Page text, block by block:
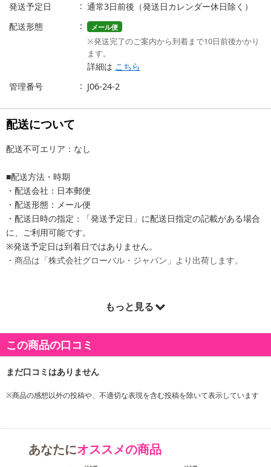
発送予定日
通常3日前後（発送日カレンダー休日除く）
配送形態
メール便
※発送完了のご案内から到着まで10日前後かかり
ます。
詳細は こちら
管理番号
J06-24-2
配送について
配送不可エリア：なし
■配送方法・時期
・配送会社：日本郵便
・配送形態：メール便
・配送日時の指定：「発送予定日」に配送日指定の記載がある場合
に、ご利用可能です。
※発送予定日は到着日ではありません。
・商品は「株式会社グローバル・ジャパン」より出荷します。
もっと見る
この商品の口コミ
※商品の感想以外の投稿や、不適切な表現を含む投稿を除いて表示しています
あなたにオススメの商品